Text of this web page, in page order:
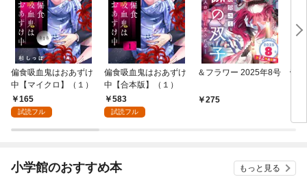
偏食吸血鬼はおあずけ
中【マイクロ】（１）
165
試読フル
偏食吸血鬼はおあずけ
中【合本版】（１）
583
試読フル
＆フラワー 2025年8号
275
帝
小学館のおすすめ本 もっと見る